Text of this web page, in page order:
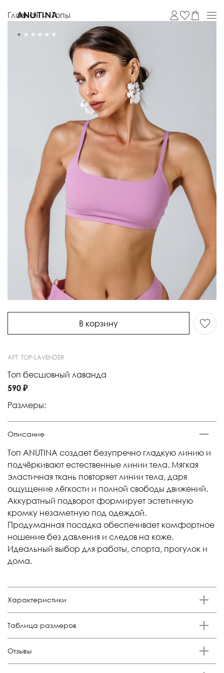
ANUTINA
Главная Топы
Топ бесшовный лаванда
590 ₽
Размеры:
АРТ. TOP-LAVENDER
В корзину
Описание
Топ ANUTINA создает безупречно гладкую линию и
подчёркивают естественные линии тела. Мягкая
эластичная ткань повторяет линии тела, даря
ощущение лёгкости и полной свободы движений.
Аккуратный подворот формирует эстетичную
кромку незаметную под одеждой.
Продуманная посадка обеспечивает комфортное
ношение без давления и следов на коже.
Идеальный выбор для работы, спорта, прогулок и
дома.
Характеристики
Anutina
85% полиамид 15% эластан
Таблица размеров
XS 38-40 84-88
Отзывы